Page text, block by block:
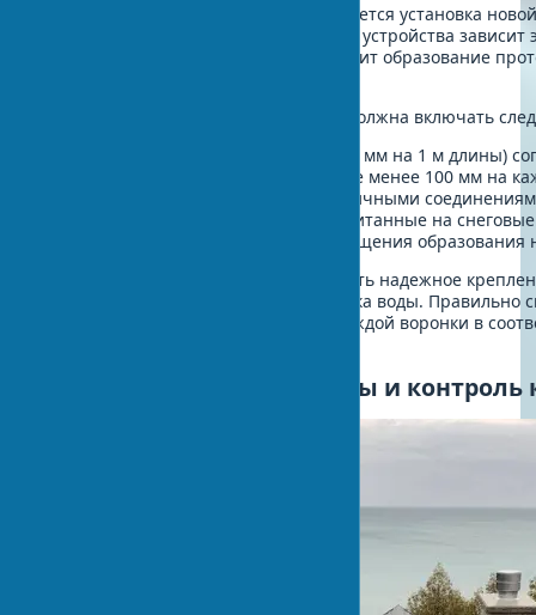
Завершающим этапом монтажа является установка
EN 612 и EN 1462. От ее правильного устройства
талой воды с кровли, что предотвратит образование
Современная водосточная система должна включать
Желоба с уклоном не менее 2‰ (2 мм на 1 м длины)
Водосточные трубы диаметром не менее 100 мм на
Воронки и переходники с герметичными
Кронштейны и крепления, рассчитанные на
Системы обогрева для предотвращения образования
При установке необходимо обеспечить надежное
уклонов для беспрепятственного стока воды. Правильно
способна отводить до 200 л/мин с каждой воронки в
Этап 6: Финишные работы и контроль